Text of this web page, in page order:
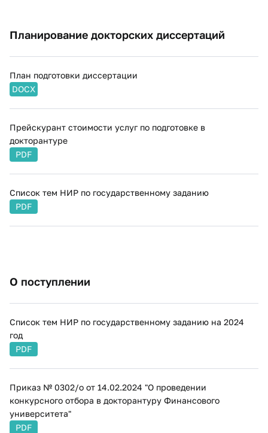
Планирование докторских диссертаций
​План подготовки диссертации
DOCX
Прейскурант стоимости услуг по подготовке​ в
докторантуре
PDF
Список тем НИР по государственному заданию
PDF
О поступлении
Список тем НИР по государственному заданию на 2024
год
PDF
Приказ № 0302/о от 14.02.2024 "О проведении
конкурсного отбора в докторантуру Финансового
университета"
PDF